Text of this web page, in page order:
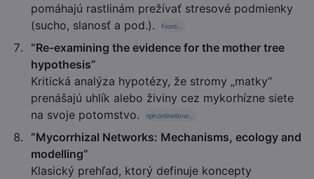
pomáhajú rastlinám prežívať stresové podmienky
(sucho, slanosť a pod.).
“Re-examining the evidence for the mother tree
hypothesis”
Kritická analýza hypotézy, že stromy „matky“
prenášajú uhlík alebo živiny cez mykorhízne siete
na svoje potomstvo.
“Mycorrhizal Networks: Mechanisms, ecology and
modelling”
Klasický prehľad, ktorý definuje koncepty